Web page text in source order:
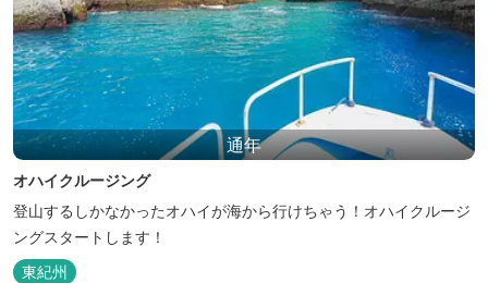
通年
オハイクルージング
登山するしかなかったオハイが海から行けちゃう！オハイクルージ
ングスタートします！
東紀州